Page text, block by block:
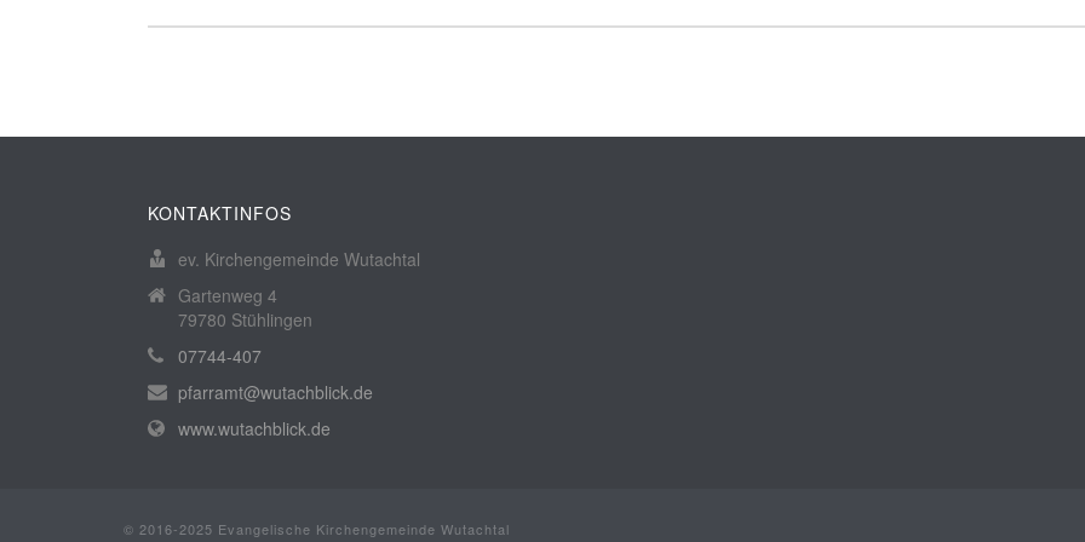
KONTAKTINFOS
ev. Kirchengemeinde Wutachtal
Gartenweg 4
79780 Stühlingen
07744-407
pfarramt@wutachblick.de
www.wutachblick.de
© 2016-2025 Evangelische Kirchengemeinde Wutachtal